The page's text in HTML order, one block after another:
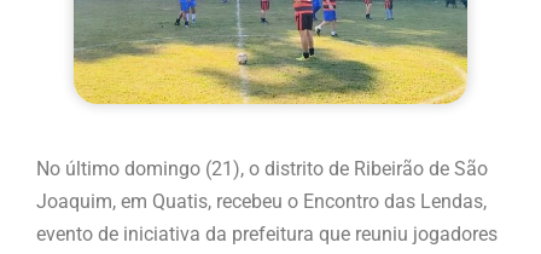
No último domingo (21), o distrito de Ribeirão de São
Joaquim, em Quatis, recebeu o Encontro das Lendas,
evento de iniciativa da prefeitura que reuniu jogadores